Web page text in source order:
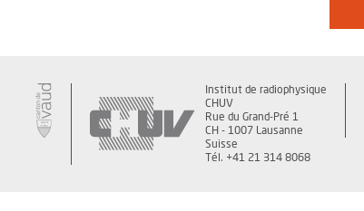
Institut de radiophysique
CHUV
Rue du Grand-Pré 1
CH - 1007 Lausanne
Suisse
Tél. +41 21 314 8068